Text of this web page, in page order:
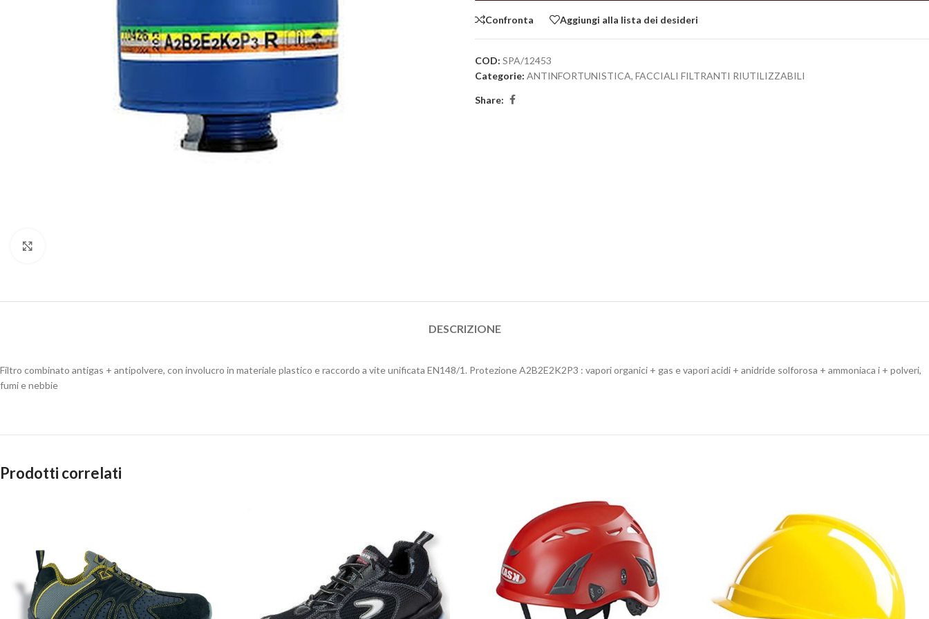
Confronta Aggiungi alla lista dei desideri
COD: SPA/12453
Categorie: ANTINFORTUNISTICA, FACCIALI FILTRANTI RIUTILIZZABILI
Share:
DESCRIZIONE
Filtro combinato antigas + antipolvere, con involucro in materiale plastico e raccordo a vite unificata EN148/1. Protezione A2B2E2K2P3 : vapori organici + gas e vapori acidi + anidride solforosa + ammoniaca i + polveri,
fumi e nebbie
Prodotti correlati